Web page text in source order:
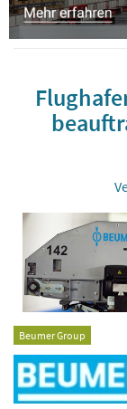
Beumer Group